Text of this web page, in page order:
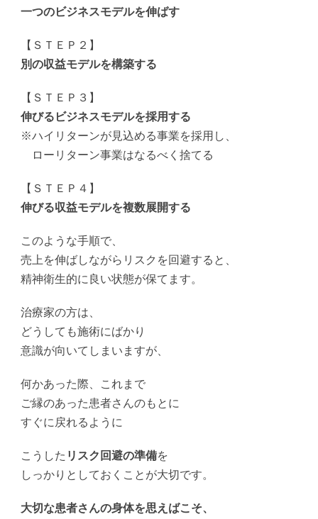
一つのビジネスモデルを伸ばす
【ＳＴＥＰ２】
別の収益モデルを構築する
【ＳＴＥＰ３】
伸びるビジネスモデルを採用する
※ハイリターンが見込める事業を採用し、
ローリターン事業はなるべく捨てる
【ＳＴＥＰ４】
伸びる収益モデルを複数展開する
このような手順で、
売上を伸ばしながらリスクを回避すると、
精神衛生的に良い状態が保てます。
治療家の方は、
どうしても施術にばかり
意識が向いてしまいますが、
何かあった際、これまで
ご縁のあった患者さんのもとに
すぐに戻れるように
こうした リスク回避の準備を
しっかりとしておくことが大切です。
大切な患者さんの身体を思えばこそ、